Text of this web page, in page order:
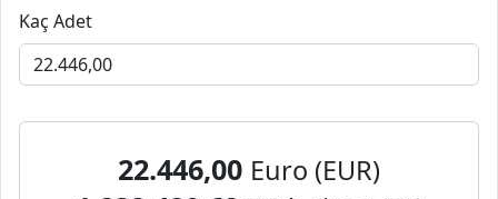
Kaç Adet
22.446,00 Euro (EUR)